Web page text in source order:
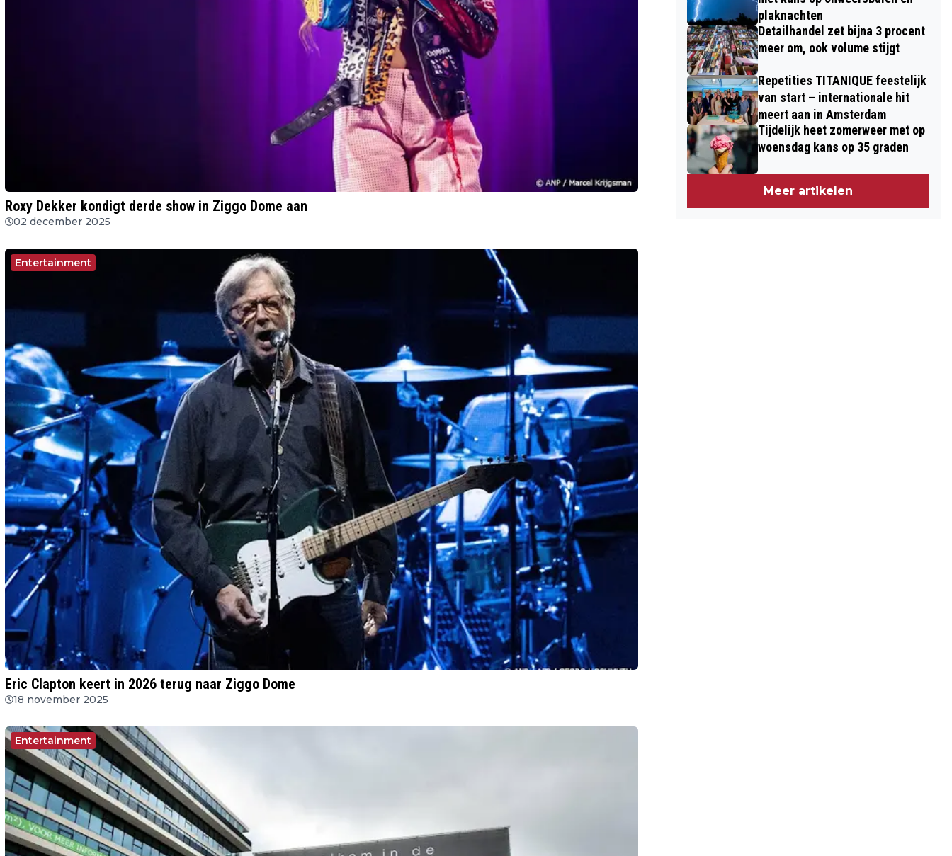
Roxy Dekker kondigt derde show in Ziggo Dome aan
02 december 2025
Entertainment
Eric Clapton keert in 2026 terug naar Ziggo Dome
18 november 2025
Entertainment
plaknachten
Detailhandel zet bijna 3 procent
meer om, ook volume stijgt
Repetities TITANIQUE feestelijk
van start – internationale hit
meert aan in Amsterdam
Tijdelijk heet zomerweer met op
woensdag kans op 35 graden
Meer artikelen